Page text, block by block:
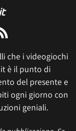
che i videogiochi
è il punto di
del presente e
ogni giorno con
geniali.